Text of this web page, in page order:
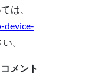
は、
device-
。
メント